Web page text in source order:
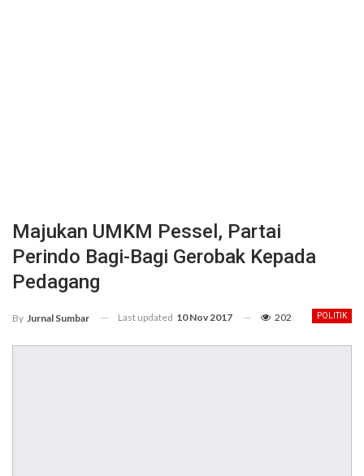
Majukan UMKM Pessel, Partai
Perindo Bagi-Bagi Gerobak Kepada
Pedagang
POLITIK
By Jurnal Sumbar Last updated 10 Nov 2017 202